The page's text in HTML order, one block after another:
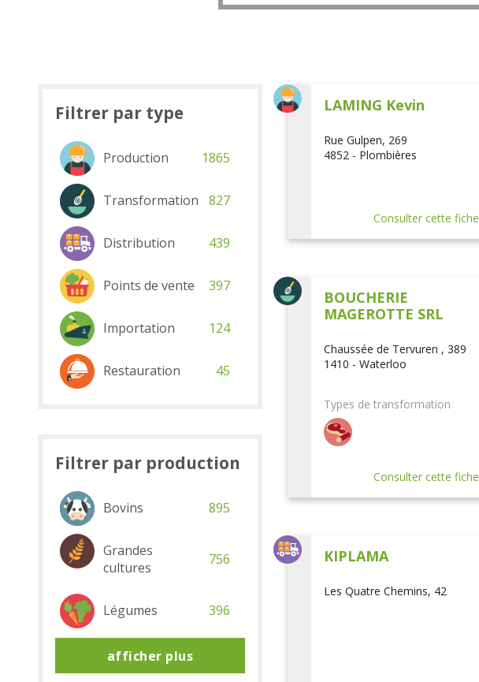
LAMING Kevin
Rue Gulpen, 269
4852 - Plombières
Consulter cette fiche
BOUCHERIE
MAGEROTTE SRL
Chaussée de Tervuren , 389
1410 - Waterloo
Types de transformation
Consulter cette fiche
KIPLAMA
Les Quatre Chemins, 42
Filtrer par type
Production 1865
Transformation 827
Distribution 439
Points de vente 397
Importation 124
Restauration 45
Filtrer par production
Bovins 895
Grandes
cultures
756
Légumes 396
afficher plus